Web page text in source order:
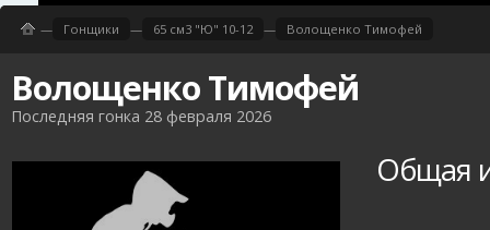
Волощенко Тимофей
Последняя гонка 28 февраля 2026
Общая
— Гонщики — 65 см3 "Ю" 10-12 — Волощенко Тимофей